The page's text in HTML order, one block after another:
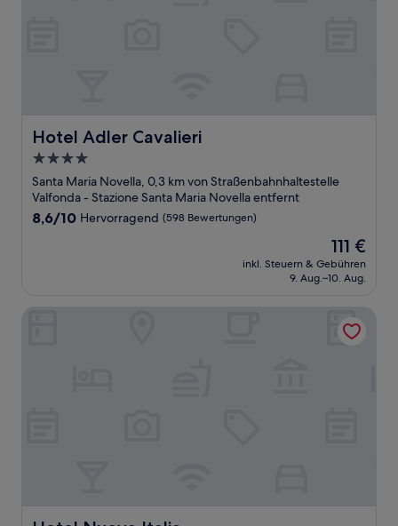
Hotel Adler Cavalieri
Hotel Adler Cavalieri
4.0-
Sterne-
Unterkunft
Santa Maria Novella, 0,3 km von Straßenbahnhaltestelle
Valfonda - Stazione Santa Maria Novella entfernt
8.6
8,6/10 Hervorragend (598 Bewertungen)
Der
Preis
beträgt
111 €
inkl. Steuern & Gebühren
9. Aug.–10. Aug.